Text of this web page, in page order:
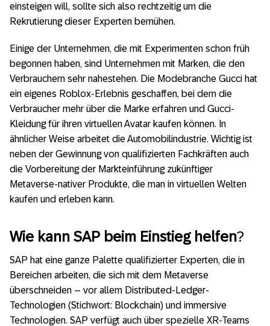
einsteigen will, sollte sich also rechtzeitig um die
Rekrutierung dieser Experten bemühen.
Einige der Unternehmen, die mit Experimenten schon früh
begonnen haben, sind Unternehmen mit Marken, die den
Verbrauchern sehr nahestehen. Die Modebranche Gucci hat
ein eigenes Roblox-Erlebnis geschaffen, bei dem die
Verbraucher mehr über die Marke erfahren und Gucci-
Kleidung für ihren virtuellen Avatar kaufen können. In
ähnlicher Weise arbeitet die Automobilindustrie. Wichtig ist
neben der Gewinnung von qualifizierten Fachkräften auch
die Vorbereitung der Markteinführung zukünftiger
Metaverse-nativer Produkte, die man in virtuellen Welten
kaufen und erleben kann.
Wie kann SAP beim Einstieg helfen?
SAP hat eine ganze Palette qualifizierter Experten, die in
Bereichen arbeiten, die sich mit dem Metaverse
überschneiden – vor allem Distributed-Ledger-
Technologien (Stichwort: Blockchain) und immersive
Technologien. SAP verfügt auch über spezielle XR-Teams